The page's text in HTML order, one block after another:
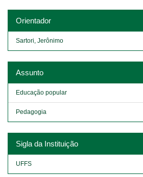
Orientador
Sartori, Jerônimo
Assunto
Educação popular
Pedagogia
Sigla da Instituição
UFFS